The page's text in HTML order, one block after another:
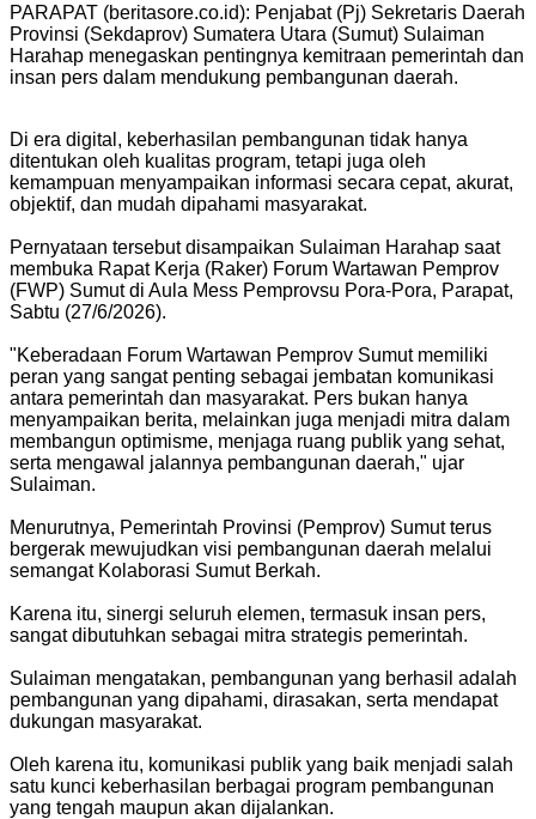
PARAPAT (beritasore.co.id): Penjabat (Pj) Sekretaris Daerah
Provinsi (Sekdaprov) Sumatera Utara (Sumut) Sulaiman
Harahap menegaskan pentingnya kemitraan pemerintah dan
insan pers dalam mendukung pembangunan daerah.
Di era digital, keberhasilan pembangunan tidak hanya
ditentukan oleh kualitas program, tetapi juga oleh
kemampuan menyampaikan informasi secara cepat, akurat,
objektif, dan mudah dipahami masyarakat.
Pernyataan tersebut disampaikan Sulaiman Harahap saat
membuka Rapat Kerja (Raker) Forum Wartawan Pemprov
(FWP) Sumut di Aula Mess Pemprovsu Pora-Pora, Parapat,
Sabtu (27/6/2026).
"Keberadaan Forum Wartawan Pemprov Sumut memiliki
peran yang sangat penting sebagai jembatan komunikasi
antara pemerintah dan masyarakat. Pers bukan hanya
menyampaikan berita, melainkan juga menjadi mitra dalam
membangun optimisme, menjaga ruang publik yang sehat,
serta mengawal jalannya pembangunan daerah," ujar
Sulaiman.
Menurutnya, Pemerintah Provinsi (Pemprov) Sumut terus
bergerak mewujudkan visi pembangunan daerah melalui
semangat Kolaborasi Sumut Berkah.
Karena itu, sinergi seluruh elemen, termasuk insan pers,
sangat dibutuhkan sebagai mitra strategis pemerintah.
Sulaiman mengatakan, pembangunan yang berhasil adalah
pembangunan yang dipahami, dirasakan, serta mendapat
dukungan masyarakat.
Oleh karena itu, komunikasi publik yang baik menjadi salah
satu kunci keberhasilan berbagai program pembangunan
yang tengah maupun akan dijalankan.